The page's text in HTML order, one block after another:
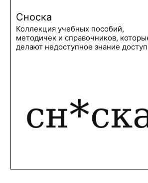
Сноска
Коллекция учебных пособий,
методичек и справочников,
делают недоступное знание